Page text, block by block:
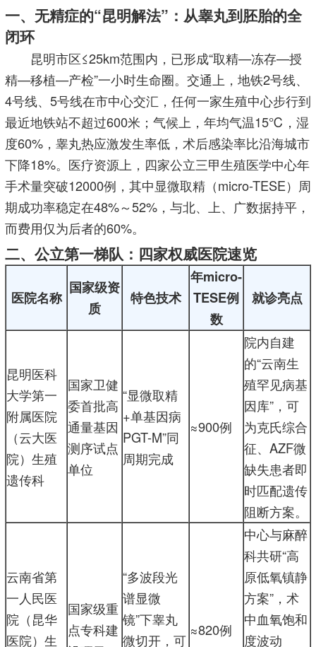
一、无精症的“昆明解法”：从睾丸到胚胎的全
闭环
昆明市区≤25km范围内，已形成“取精—冻存—授
精—移植—产检”一小时生命圈。交通上，地铁2号线、
4号线、5号线在市中心交汇，任何一家生殖中心步行到
最近地铁站不超过600米；气候上，年均气温15℃，湿
度60%，睾丸热应激发生率低，术后感染率比沿海城市
下降18%。医疗资源上，四家公立三甲生殖医学中心年
手术量突破12000例，其中显微取精（micro-TESE）周
期成功率稳定在48%～52%，与北、上、广数据持平，
而费用仅为后者的60%。
二、公立第一梯队：四家权威医院速览
医院名称
国家级资
质
特色技术
年micro-
TESE例
数
就诊亮点
昆明医科
大学第一
附属医院
（云大医
院）生殖
遗传科
国家卫健
委首批高
通量基因
测序试点
单位
“显微取精
+单基因病
PGT-M”同
周期完成
≈900例
院内自建
的“云南生
殖罕见病基
因库”，可
为克氏综合
征、AZF微
缺失患者即
时匹配遗传
阻断方案。
云南省第
一人民医
院（昆华
医院）生
国家级重
点专科建
“多波段光
谱显微
镜”下睾丸
微切开，可
≈820例
中心与麻醉
科共研“高
原低氧镇静
方案”，术
中血氧饱和
度波动